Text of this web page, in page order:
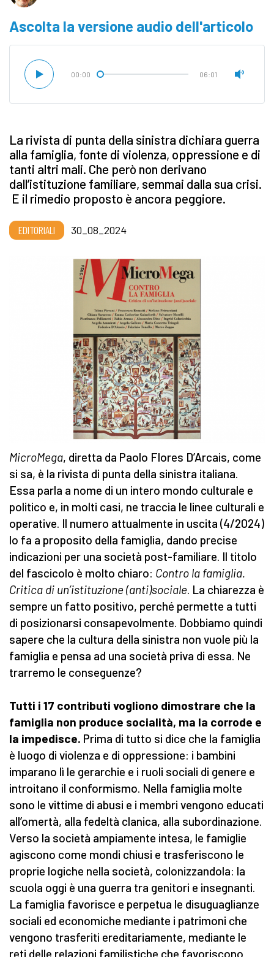
Ascolta la versione audio dell'articolo
00:00 06:01
La rivista di punta della sinistra dichiara guerra
alla famiglia, fonte di violenza, oppressione e di
tanti altri mali. Che però non derivano
dall’istituzione familiare, semmai dalla sua crisi.
E il rimedio proposto è ancora peggiore.
EDITORIALI 30_08_2024
MicroMega, diretta da Paolo Flores D’Arcais, come
si sa, è la rivista di punta della sinistra italiana.
Essa parla a nome di un intero mondo culturale e
politico e, in molti casi, ne traccia le linee culturali e
operative. Il numero attualmente in uscita (4/2024)
lo fa a proposito della famiglia, dando precise
indicazioni per una società post-familiare. Il titolo
del fascicolo è molto chiaro: Contro la famiglia.
Critica di un’istituzione (anti)sociale. La chiarezza è
sempre un fatto positivo, perché permette a tutti
di posizionarsi consapevolmente. Dobbiamo quindi
sapere che la cultura della sinistra non vuole più la
famiglia e pensa ad una società priva di essa. Ne
trarremo le conseguenze?
Tutti i 17 contributi vogliono dimostrare che la
famiglia non produce socialità, ma la corrode e
la impedisce. Prima di tutto si dice che la famiglia
è luogo di violenza e di oppressione: i bambini
imparano lì le gerarchie e i ruoli sociali di genere e
introitano il conformismo. Nella famiglia molte
sono le vittime di abusi e i membri vengono educati
all’omertà, alla fedeltà clanica, alla subordinazione.
Verso la società ampiamente intesa, le famiglie
agiscono come mondi chiusi e trasferiscono le
proprie logiche nella società, colonizzandola: la
scuola oggi è una guerra tra genitori e insegnanti.
La famiglia favorisce e perpetua le disuguaglianze
sociali ed economiche mediante i patrimoni che
vengono trasferiti ereditariamente, mediante le
reti delle relazioni familistiche che favoriscono